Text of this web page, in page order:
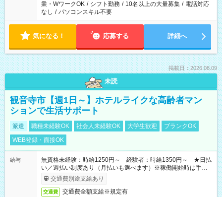
業・WワークOK / シフト勤務 / 10名以上の大量募集 / 電話対応
なし / パソコンスキル不要
気になる！ 応募する 詳細へ
掲載日：2026.08.09
未読
観音寺市【週1日～】ホテルライクな高齢者マン
ションで生活サポート
派遣 職種未経験OK 社会人未経験OK 大学生歓迎
ブランクOK
WEB登録・面接OK
給与
無資格未経験：時給1250円～ 経験者：時給1350円～ ★日払
い／週払い制度あり（月払いも選べます）※稼働開始時は手続き
完了次第のお支払いとなります。
交通費別途支給あり
交通費 交通費全額支給※規定有